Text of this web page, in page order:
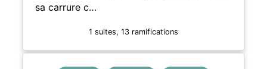
sa carrure c…
1 suites, 13 ramifications